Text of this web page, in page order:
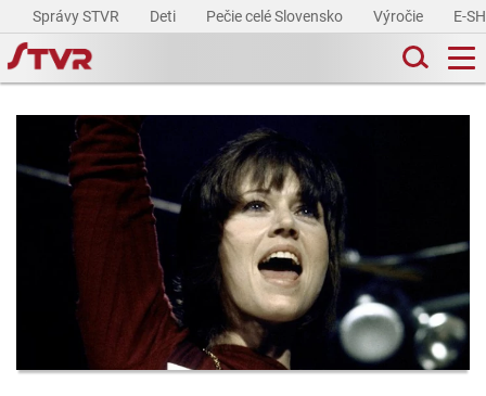
Správy STVR Deti Pečie celé Slovensko Výročie E-